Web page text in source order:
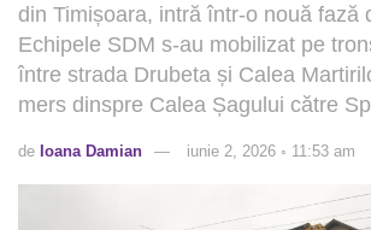
din Timișoara, intră într-o nouă fază
Echipele SDM s-au mobilizat pe
între strada Drubeta și Calea
mers dinspre Calea Șagului către
de Ioana Damian iunie 2, 2026 ◦ 11:53 am